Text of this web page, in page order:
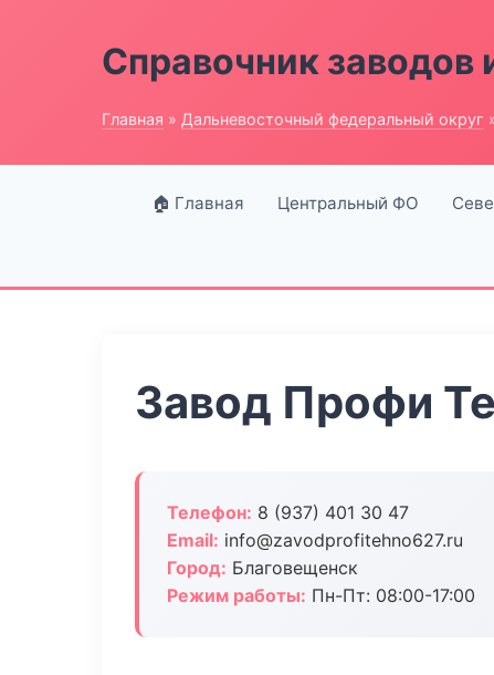
Справочник заводов
Главная » Дальневосточный федеральный округ
🏠 Главная Центральный ФО
Завод Профи
Телефон: 8 (937) 401 30 47
Email: info@zavodprofitehno627.ru
Город: Благовещенск
Режим работы: Пн-Пт: 08:00-17:00